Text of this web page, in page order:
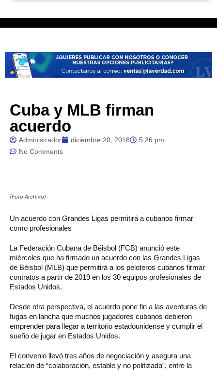
Cuba y MLB firman
acuerdo
Administrador diciembre 20, 2018
5:26 pm
No Comments
(Foto Archivo)
Un acuerdo con Grandes Ligas permitirá a cubanos firmar
como profesionales
La Federación Cubana de Béisbol (FCB) anunció este
miércoles que ha firmado un acuerdo con las Grandes Ligas
de Béisbol (MLB) que permitirá a los peloteros cubanos firmar
contratos a partir de 2019 en los 30 equipos profesionales de
Estados Unidos.
Desde otra perspectiva, el acuerdo pone fin a las aventuras de
fugas en lancha que muchos jugadores cubanos debieron
emprender para llegar a territorio estadounidense y cumplir el
sueño de jugar en Estados Unidos.
El convenio llevó tres años de negociación y asegura una
relación de “colaboración, estable y no politizada”, entre la